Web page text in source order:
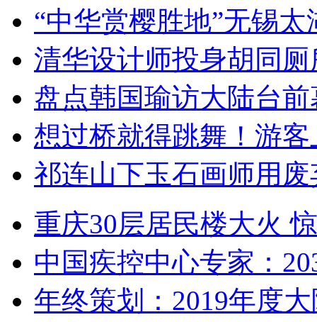
“中华赏樱胜地”无锡
清华设计师投身胡同
盘点韩国瑜访大陆台
想过桥就得跳舞！游客
祁连山下玉石画师用
重庆30层居民楼大火
中国疾控中心专家：
年终策划：2019年度